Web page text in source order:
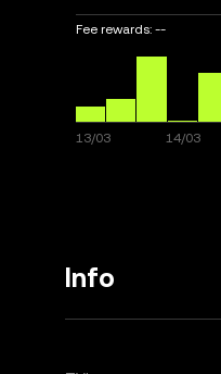
Fee rewards: --
Info